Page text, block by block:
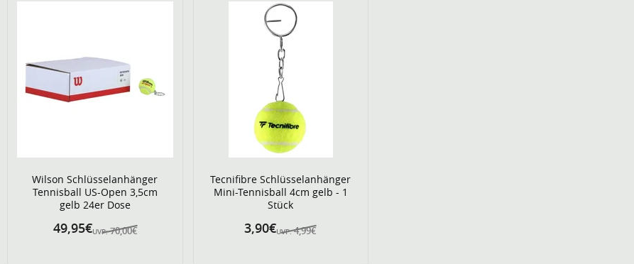
Wilson Schlüsselanhänger
Tennisball US-Open 3,5cm
gelb 24er Dose
UVP: 70,00€
49,95€
Tecnifibre Schlüsselanhänger
Mini-Tennisball 4cm gelb - 1
Stück
UVP: 4,99€
3,90€